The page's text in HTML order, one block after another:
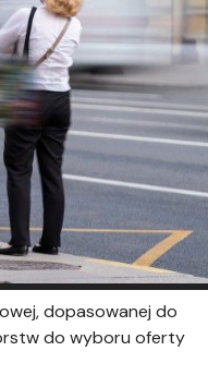
dopasowanej do
do wyboru oferty